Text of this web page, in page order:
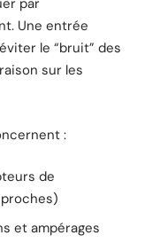
par
Une entrée
le “bruit” des
sur les
:
de
et ampérages